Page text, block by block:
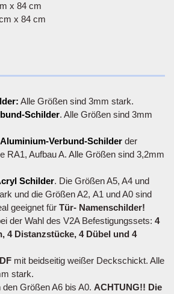
x 84 cm
x 84 cm
Alle Größen sind 3mm stark.
Schilder. Alle Größen sind 3mm
Verbund-Schilder der
RA1, Aufbau A. Alle Größen sind 3,2mm
Schilder. Die Größen A5, A4 und
und die Größen A2, A1 und A0 sind
geeignet für Tür- Namenschilder!
der Wahl des V2A Befestigungssets: 4
4 Distanzstücke, 4 Dübel und 4
mit beidseitig weißer Deckschickt. Alle
stark.
den Größen A6 bis A0. ACHTUNG!! Die